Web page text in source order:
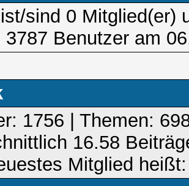
sind 0 Mitglied(er)
3787 Benutzer am
1756 | Themen:
16.58
Mitglied